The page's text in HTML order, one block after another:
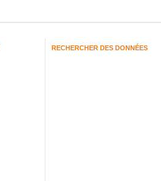
RECHERCHER DES DONNÉES